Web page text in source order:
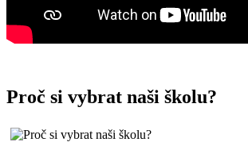
Proč si vybrat naši školu?